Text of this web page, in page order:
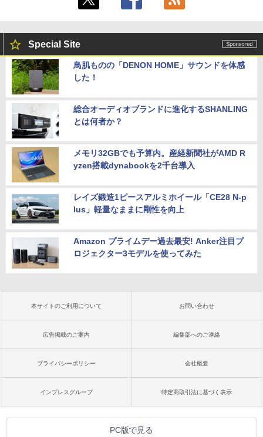
Special Site
鳥肌ものの「DENON HOME」サウンドを体感
した！
総合オーディオブランドに進化するSHANLING
とは何者か？
メモリ32GBでも予算内。産経新聞社がAMD R
yzen搭載dynabookを2千台導入
レイズ鍛造1ピースアルミホイール「CE28 N-p
lus」軽量なままに剛性を向上
Amazon プライムデー過去最安! Anker注目プ
ロジェクター3モデルを使ってみた
本サイトのご利用について お問い合わせ
広告掲載のご案内 編集部へのご連絡
プライバシーポリシー 会社概要
インプレスグループ 特定商取引法に基づく表示
PC版で見る